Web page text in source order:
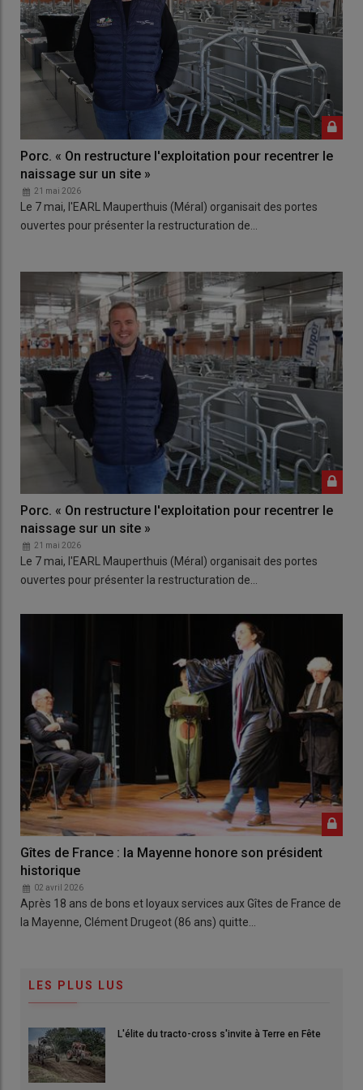
Porc. « On restructure l'exploitation pour recentrer le
naissage sur un site »
21 mai 2026
Le 7 mai, l'EARL Mauperthuis (Méral) organisait des portes
ouvertes pour présenter la restructuration de…
Porc. « On restructure l'exploitation pour recentrer le
naissage sur un site »
21 mai 2026
Le 7 mai, l'EARL Mauperthuis (Méral) organisait des portes
ouvertes pour présenter la restructuration de…
Gîtes de France : la Mayenne honore son président
historique
02 avril 2026
Après 18 ans de bons et loyaux services aux Gîtes de France de
la Mayenne, Clément Drugeot (86 ans) quitte…
LES PLUS LUS
L'élite du tracto-cross s'invite à Terre en Fête